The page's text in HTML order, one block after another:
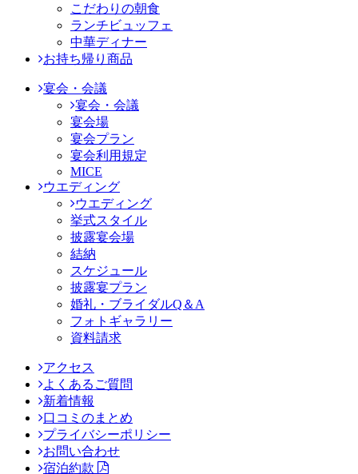
こだわりの朝食
ランチビュッフェ
中華ディナー
お持ち帰り商品
宴会・会議
宴会・会議
宴会場
宴会プラン
宴会利用規定
MICE
ウエディング
ウエディング
挙式スタイル
披露宴会場
結納
スケジュール
披露宴プラン
婚礼・ブライダルQ＆A
フォトギャラリー
資料請求
アクセス
よくあるご質問
新着情報
口コミのまとめ
プライバシーポリシー
お問い合わせ
宿泊約款